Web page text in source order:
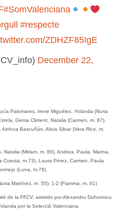
#SomValenciana
#respecte
ZDHZF85IgE
December 22,
Palomares, Irene Miguélez, Yolanda (Nuria
Gema Climent, Natalia (Carmen, m. 87),
Bascuñán, Alicia Silvar (Vera Rico, m.
Natalia (Miriam, m. 86), Andrea, Paula, Marina,
Cuesta, m.73), Laura Pérez, Carmen, Paula
(Luna, m.78).
Martínez, m. 55); 1-2 (Fiamma, m. 81)
de la FFCV, asistido por Alexandru Duhovnicu
por la Selecció Valenciana.